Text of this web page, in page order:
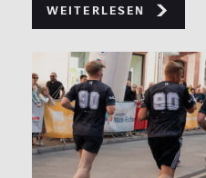
Weiterlesen